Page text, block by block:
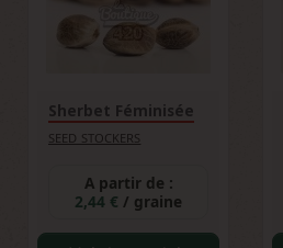
Sherbet Féminisée
SEED STOCKERS
A partir de :
2,44 € / graine